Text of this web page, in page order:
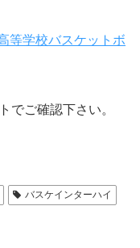
等学校バスケットボ
でご確認下さい。
バスケインターハイ